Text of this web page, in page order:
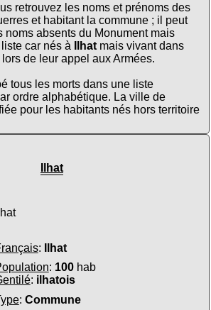
retrouvez les noms et prénoms des
et habitant la commune ; il peut
noms absents du Monument mais
car nés à
Ilhatmais vivant dans
de leur appel aux Armées.
tous les morts dans une liste
ordre alphabétique. La ville de
pour les habitants nés hors territoire
Ilhat
:
Ilhat
: 100hab
: ilhatois
: Commune